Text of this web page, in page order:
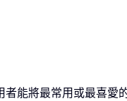
能將最常用或最喜愛